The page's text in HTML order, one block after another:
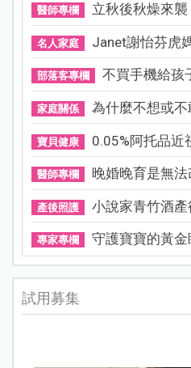
醫師專欄 立秋後秋燥來
名人家庭 Janet謝怡芬虎
部落客專欄 不買手機給孩
家庭關係 為什麼不想或
寶貝健康 0.05%阿托品近
醫師專欄 晚婚晚育是無
產後照護 小說家青竹酒產
專家專欄 守護寶寶的黃
試用募集